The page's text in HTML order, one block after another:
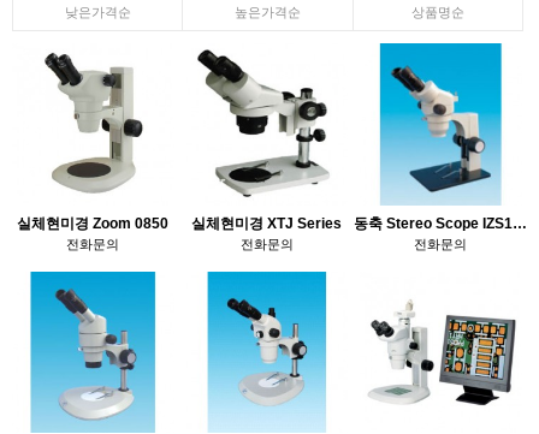
낮은가격순 높은가격순 상품명순
실체현미경 Zoom 0850
전화문의
실체현미경 XTJ Series
전화문의
동축 Stereo Scope IZS1065C
전화문의